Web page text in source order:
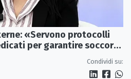
«Servono protocolli
per garantire soccorsi
Condividi su: